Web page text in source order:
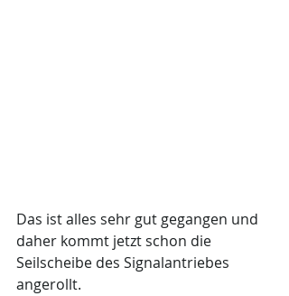
Das ist alles sehr gut gegangen und
daher kommt jetzt schon die
Seilscheibe des Signalantriebes
angerollt.